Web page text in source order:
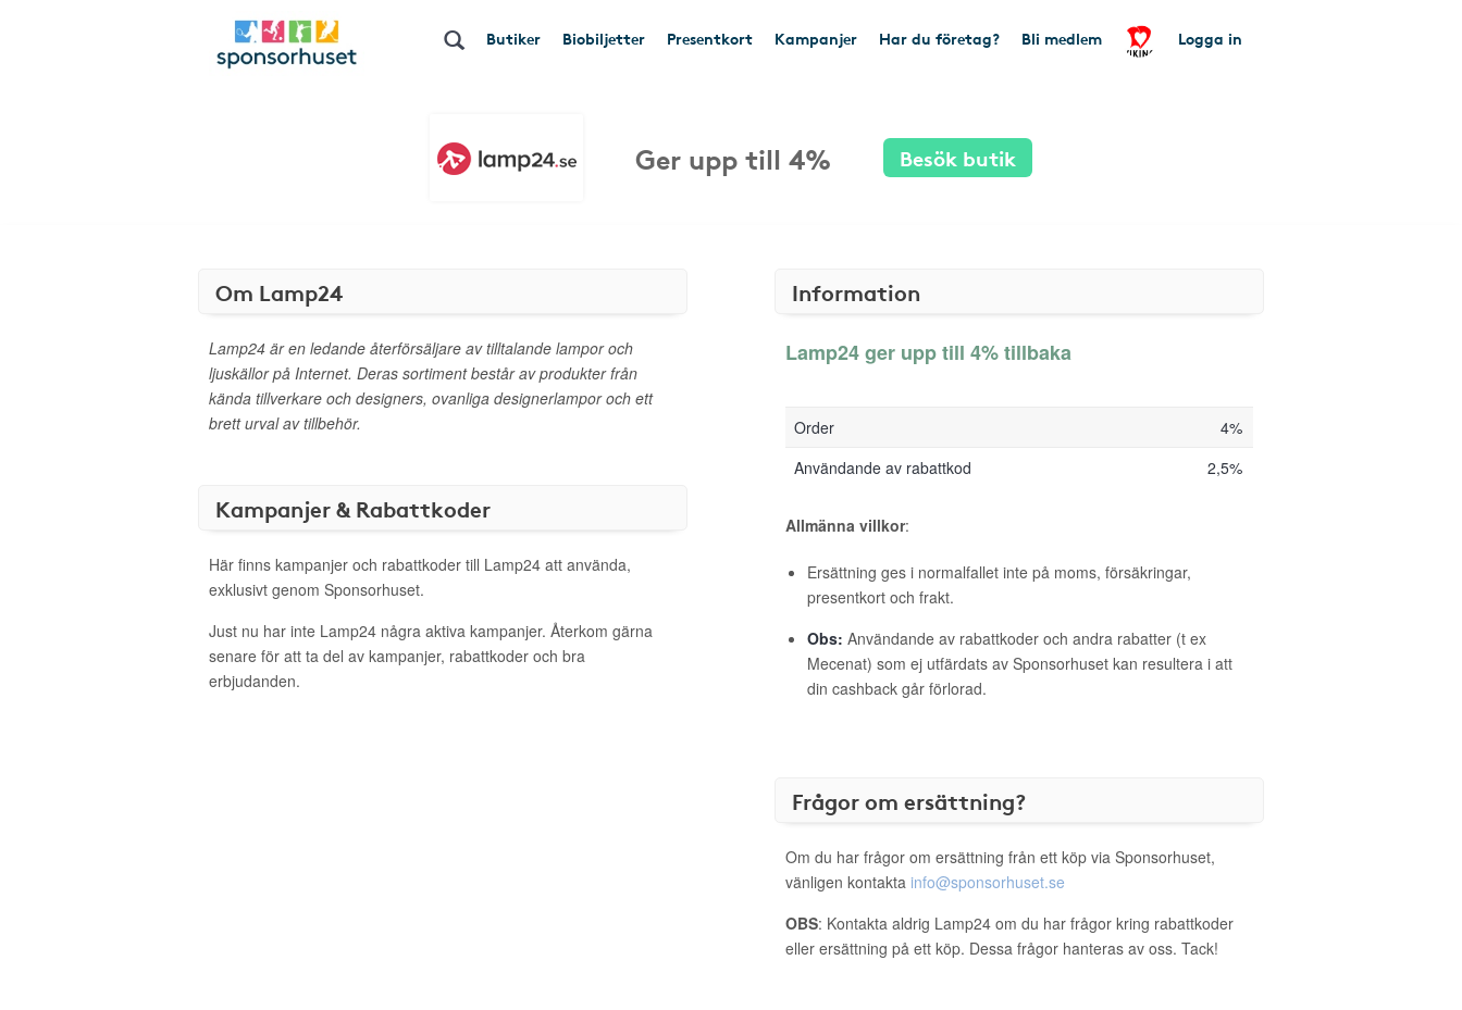
Butiker Biobiljetter Presentkort Kampanjer Har du företag? Bli medlem Logga in
Ger upp till 4% Besök butik
Om Lamp24
Lamp24 är en ledande återförsäljare av tilltalande lampor och
ljuskällor på Internet. Deras sortiment består av produkter från
kända tillverkare och designers, ovanliga designerlampor och ett
brett urval av tillbehör.
Kampanjer & Rabattkoder
Här finns kampanjer och rabattkoder till Lamp24 att använda,
exklusivt genom Sponsorhuset.
Just nu har inte Lamp24 några aktiva kampanjer. Återkom gärna
senare för att ta del av kampanjer, rabattkoder och bra
erbjudanden.
Information
Lamp24 ger upp till 4% tillbaka
Order
4%
Användande av rabattkod
2,5%
Allmänna villkor:
Ersättning ges i normalfallet inte på moms, försäkringar,
presentkort och frakt.
Obs: Användande av rabattkoder och andra rabatter (t ex
Mecenat) som ej utfärdats av Sponsorhuset kan resultera i att
din cashback går förlorad.
Frågor om ersättning?
Om du har frågor om ersättning från ett köp via Sponsorhuset,
vänligen kontakta info@sponsorhuset.se
OBS: Kontakta aldrig Lamp24 om du har frågor kring rabattkoder
eller ersättning på ett köp. Dessa frågor hanteras av oss. Tack!